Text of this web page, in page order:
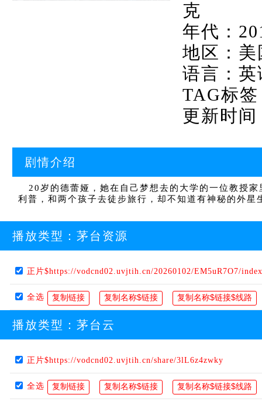
克
年代：
地区：美
语言：英
TAG标
更新时
剧情介绍
20岁的德蕾娅，她在自己梦想去的大学的一位教授
利普，和两个孩子去徒步旅行，却不知道有神秘的外
播放类型： 茅台资源
正片$https://vodcnd02.uvjtih.cn/20260102/EM5uR7O7/
全选
播放类型： 茅台云
正片$https://vodcnd02.uvjtih.cn/share/3lL6z4zwky
全选